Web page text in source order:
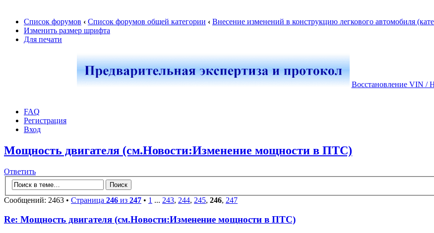
Список форумов ‹ Список форумов общей категории ‹ Внесение изменений в конструкцию легкового автомобиля
Изменить размер шрифта
Для печати
Восстановление VIN /
FAQ
Регистрация
Вход
Мощность двигателя (см.Новости:Изменение мощности в ПТС)
Ответить
Сообщений: 2463 • Страница 246 из 247 • 1 ... 243, 244, 245, 246, 247
Re: Мощность двигателя (см.Новости:Изменение мощности в ПТС)